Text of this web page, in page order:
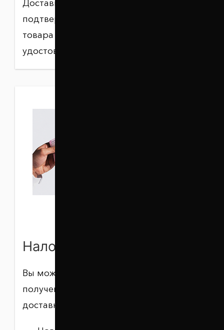
Доставка заказа осуществляется после
подтверждения оплаты. При получении
товара может потребоваться документ,
удостоверяющий личность.
Наложенным платежом
Вы можете оплатить заказ при
получении через выбранную службу
доставки: